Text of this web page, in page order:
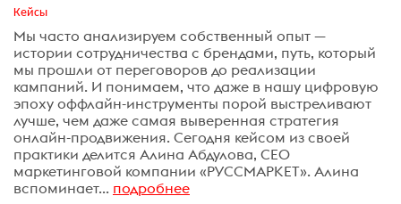
Кейсы
Мы часто анализируем собственный опыт —
истории сотрудничества с брендами, путь, который
мы прошли от переговоров до реализации
кампаний. И понимаем, что даже в нашу цифровую
эпоху оффлайн-инструменты порой выстреливают
лучше, чем даже самая выверенная стратегия
онлайн-продвижения. Сегодня кейсом из своей
практики делится Алина Абдулова, СЕО
маркетинговой компании «РУССМАРКЕТ». Алина
вспоминает... подробнее